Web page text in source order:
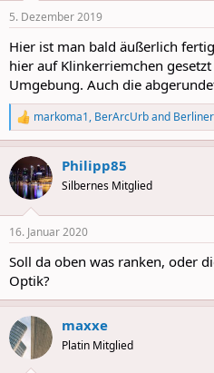
s
5. Dezember 2019
Hier ist man bald äußerlich
hier auf Klinkerriemchen
Umgebung. Auch die
R
e
a
c
t
i
s
markoma1, BerArcUrband
Philipp85
Silbernes Mitglied
16. Januar 2020
Soll da oben was ranken, oder
Optik?
maxxe
Platin Mitglied